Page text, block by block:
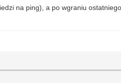
na ping), a po wgraniu